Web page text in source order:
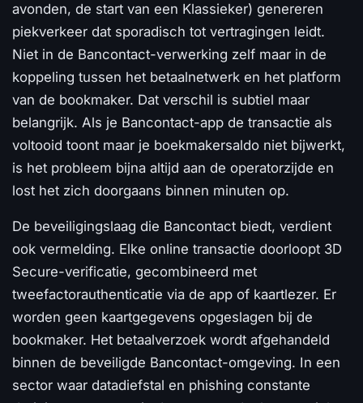
avonden, de start van een Klassieker) genereren
piekverkeer dat sporadisch tot vertragingen leidt.
Niet in de Bancontact-verwerking zelf maar in de
koppeling tussen het betaalnetwerk en het platform
van de bookmaker. Dat verschil is subtiel maar
belangrijk. Als je Bancontact-app de transactie als
voltooid toont maar je boekmakersaldo niet bijwerkt,
is het probleem bijna altijd aan de operatorzijde en
lost het zich doorgaans binnen minuten op.
De beveiligingslaag die Bancontact biedt, verdient
ook vermelding. Elke online transactie doorloopt 3D
Secure-verificatie, gecombineerd met
tweefactorauthenticatie via de app of kaartlezer. Er
worden geen kaartgegevens opgeslagen bij de
bookmaker. Het betaalverzoek wordt afgehandeld
binnen de beveiligde Bancontact-omgeving. In een
sector waar datadiefstal en phishing constante